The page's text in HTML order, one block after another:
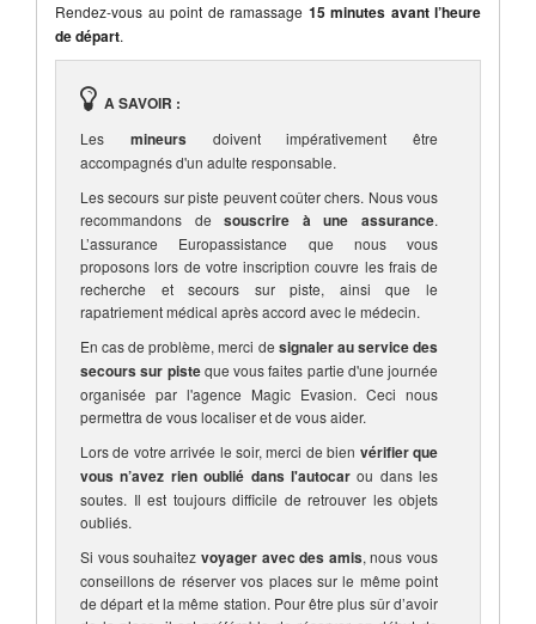
Rendez-vous au point de ramassage 15 minutes avant l’heure
de départ.
A SAVOIR :
Les mineurs doivent impérativement être
accompagnés d'un adulte responsable.
Les secours sur piste peuvent coûter chers. Nous vous
recommandons desouscrire à une assurance.
L’assurance Europassistance que nous vous
proposons lors de votre inscription couvre les frais de
recherche et secours sur piste, ainsi que le
rapatriement médical après accord avec le médecin.
En cas de problème, merci de signaler au service des
secours sur pisteque vous faites partie d'une journée
organisée par l'agence Magic Evasion. Ceci nous
permettra de vous localiser et de vous aider.
Lors de votre arrivée le soir, merci de bien vérifier que
vous n’avez rien oublié dans l'autocarou dans les
soutes. Il est toujours difficile de retrouver les objets
oubliés.
Si vous souhaitez voyager avec des amis, nous vous
conseillons de réserver vos places sur le même point
de départ et la même station. Pour être plus sûr d’avoir